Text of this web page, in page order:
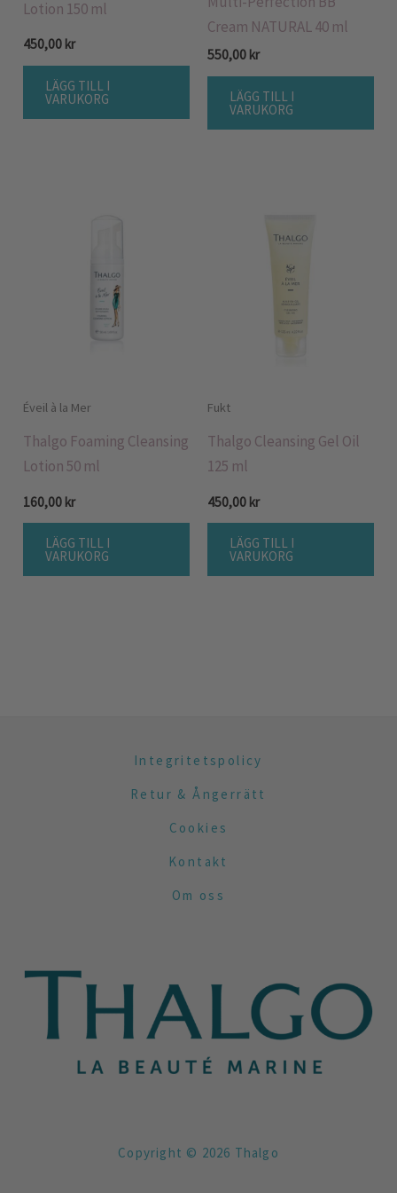
Lotion 150 ml
450,00 kr
LÄGG TILL I
VARUKORG
Cream NATURAL 40 ml
550,00 kr
LÄGG TILL I
VARUKORG
Éveil à la Mer
Thalgo Foaming Cleansing
Lotion 50 ml
160,00 kr
LÄGG TILL I
VARUKORG
Fukt
Thalgo Cleansing Gel Oil
125 ml
450,00 kr
LÄGG TILL I
VARUKORG
Integritetspolicy
Retur & Ångerrätt
Cookies
Kontakt
Om oss
Copyright © 2026 Thalgo